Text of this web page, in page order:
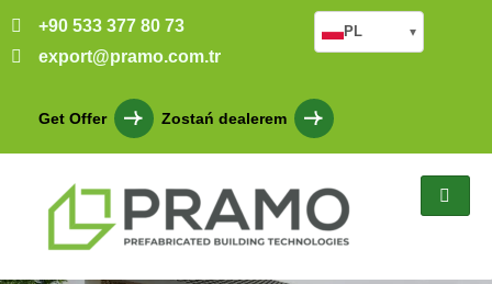
+90 533 377 80 73
export@pramo.com.tr
Get Offer Zostań dealerem
PL ▾